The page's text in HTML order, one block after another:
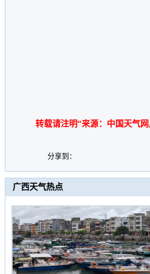
转载请注明“来源：中国天气网
分享到：
广西天气热点